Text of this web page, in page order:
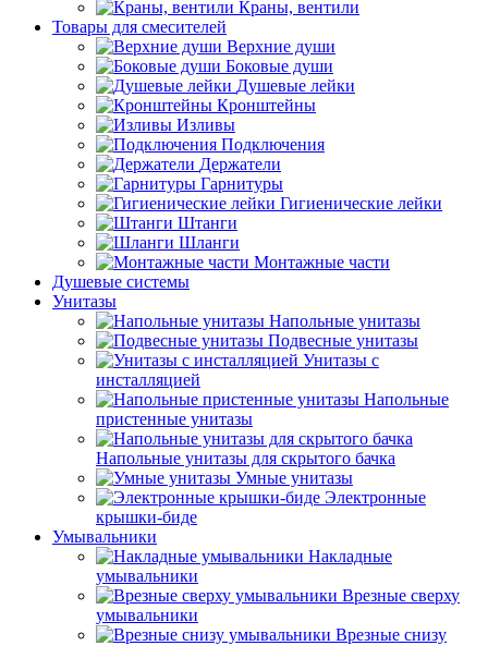
Краны, вентили
Товары для смесителей
Верхние души
Боковые души
Душевые лейки
Кронштейны
Изливы
Подключения
Держатели
Гарнитуры
Гигиенические лейки
Штанги
Шланги
Монтажные части
Душевые системы
Унитазы
Напольные унитазы
Подвесные унитазы
Унитазы с
инсталляцией
Напольные
пристенные унитазы
Напольные унитазы для скрытого бачка
Умные унитазы
Электронные
крышки-биде
Умывальники
Накладные
умывальники
Врезные сверху
умывальники
Врезные снизу